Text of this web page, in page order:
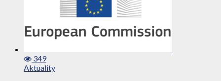
349
Aktuality